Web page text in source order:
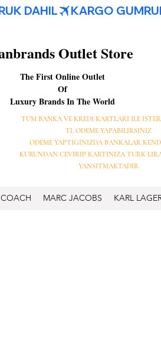
Outlet Store
The First Online Outlet
Of
Luxury Brands In The World
TUM BANKA VE KREDI KARTLARI ILE
TL ODEME YAPABILIRSINIZ
ODEME YAPTIGINIZDA BANKALAR
KURUNDAN CEVIRIP KARTINIZA TURK
YANSITMAKTADIR
COACH MARC JACOBS KARL